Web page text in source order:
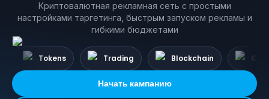
Криптовалютная рекламная сеть с простыми
настройками таргетинга, быстрым запуском рекламы и
гибкими бюджетами
Tokens Trading Blockchain
Начать кампанию